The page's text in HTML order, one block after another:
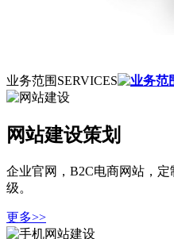
业务范围 SERVICES
网站建设策划
企业官网，B2C电商网站，
级。
更多>>